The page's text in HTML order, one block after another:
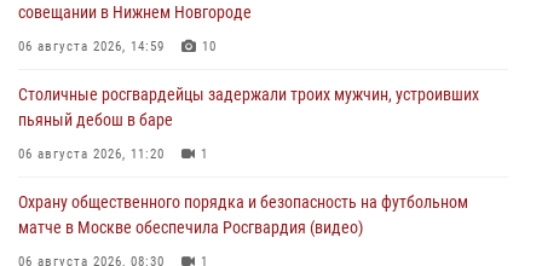
совещании в Нижнем Новгороде
06 августа 2026, 14:59 10
Столичные росгвардейцы задержали троих мужчин, устроивших
пьяный дебош в баре
06 августа 2026, 11:20 1
Охрану общественного порядка и безопасность на футбольном
матче в Москве обеспечила Росгвардия (видео)
06 августа 2026, 08:30 1